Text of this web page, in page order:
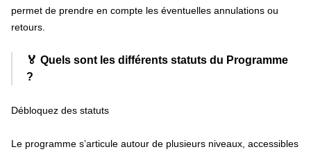
permet de prendre en compte les éventuelles annulations ou
retours.
🏅 Quels sont les différents statuts du Programme
?
Débloquez des statuts
Le programme s’articule autour de plusieurs niveaux, accessibles